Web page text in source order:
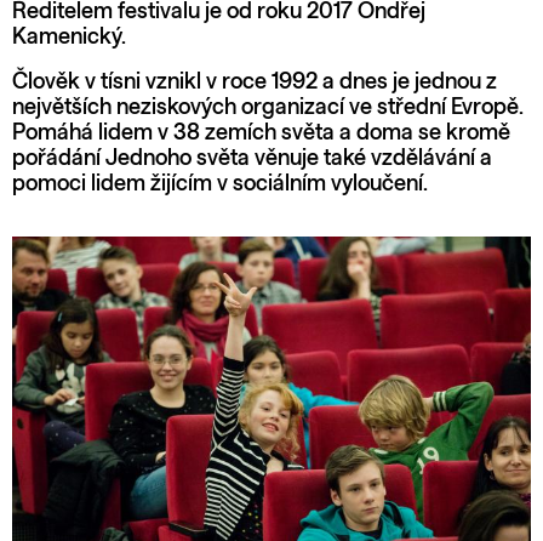
Ředitelem festivalu je od roku 2017 Ondřej
Kamenický.
Člověk v tísni vznikl v roce 1992 a dnes je jednou z
největších neziskových organizací ve střední Evropě.
Pomáhá lidem v 38 zemích světa a doma se kromě
pořádání Jednoho světa věnuje také vzdělávání a
pomoci lidem žijícím v sociálním vyloučení.